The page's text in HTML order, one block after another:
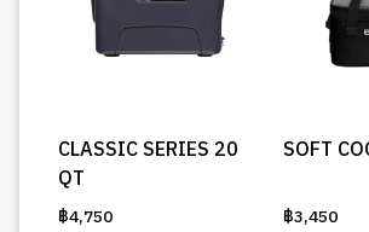
CLASSIC SERIES 20
QT
฿4,750
SOFT
฿3,450